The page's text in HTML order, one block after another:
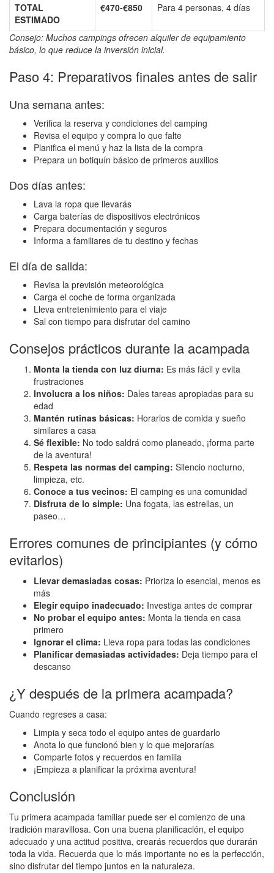
TOTAL
ESTIMADO
€470-€850 Para 4 personas, 4 días
Consejo: Muchos campings ofrecen alquiler de equipamiento
básico, lo que reduce la inversión inicial.
Paso 4: Preparativos finales antes de salir
Una semana antes:
Verifica la reserva y condiciones del camping
Revisa el equipo y compra lo que falte
Planifica el menú y haz la lista de la compra
Prepara un botiquín básico de primeros auxilios
Dos días antes:
Lava la ropa que llevarás
Carga baterías de dispositivos electrónicos
Prepara documentación y seguros
Informa a familiares de tu destino y fechas
El día de salida:
Revisa la previsión meteorológica
Carga el coche de forma organizada
Lleva entretenimiento para el viaje
Sal con tiempo para disfrutar del camino
Consejos prácticos durante la acampada
Monta la tienda con luz diurna: Es más fácil y evita
frustraciones
Involucra a los niños: Dales tareas apropiadas para su
edad
Mantén rutinas básicas: Horarios de comida y sueño
similares a casa
Sé flexible: No todo saldrá como planeado, ¡forma parte
de la aventura!
Respeta las normas del camping: Silencio nocturno,
limpieza, etc.
Conoce a tus vecinos: El camping es una comunidad
Disfruta de lo simple: Una fogata, las estrellas, un
paseo…
Errores comunes de principiantes (y cómo
evitarlos)
Llevar demasiadas cosas: Prioriza lo esencial, menos es
más
Elegir equipo inadecuado: Investiga antes de comprar
No probar el equipo antes: Monta la tienda en casa
primero
Ignorar el clima: Lleva ropa para todas las condiciones
Planificar demasiadas actividades: Deja tiempo para el
descanso
¿Y después de la primera acampada?
Cuando regreses a casa:
Limpia y seca todo el equipo antes de guardarlo
Anota lo que funcionó bien y lo que mejorarías
Comparte fotos y recuerdos en familia
¡Empieza a planificar la próxima aventura!
Conclusión
Tu primera acampada familiar puede ser el comienzo de una
tradición maravillosa. Con una buena planificación, el equipo
adecuado y una actitud positiva, crearás recuerdos que durarán
toda la vida. Recuerda que lo más importante no es la perfección,
sino disfrutar del tiempo juntos en la naturaleza.